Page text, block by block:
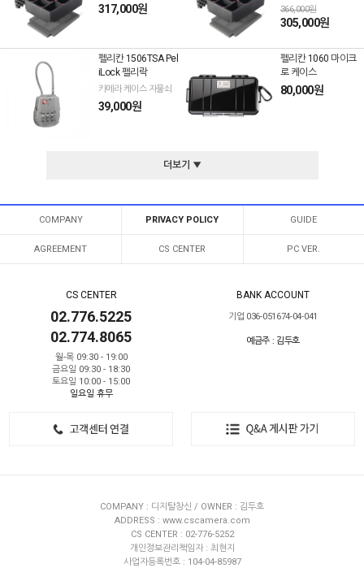
317,000원 366,000원
305,000원
펠리칸 1506TSA Pel
iLock 펠리락
카메라 케이스 자물쇠
39,000원
펠리칸 1060 마이크
로 케이스
80,000원
더보기 ▼
COMPANY PRIVACY POLICY GUIDE
AGREEMENT CS CENTER PC VER.
CS CENTER
02.776.5225
02.774.8065
월-목 09:30 - 19:00
금요일 09:30 - 18:30
토요일 10:00 - 15:00
일요일 휴무
BANK ACCOUNT
기업 036-051674-04-041
예금주 : 김두호
COMPANY : 디지탈창신 / OWNER : 김두호
ADDRESS : www.cscamera.com
CS CENTER : 02-776-5252
개인정보관리책임자 : 최현지
사업자등록번호 : 104-04-85987